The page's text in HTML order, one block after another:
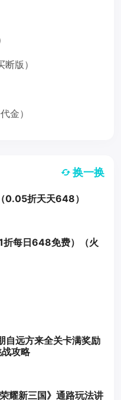
版）
金）
换一换
0.05折天天648）
折每日648免费）（火
自远方来全关卡满奖励
攻略
耀新三国》通路玩法讲